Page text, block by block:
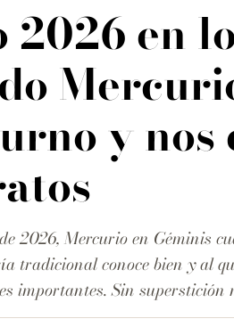
2026 en
y
2026, Mercurio en Géminis
tradicional conoce bien y al
importantes. Sin